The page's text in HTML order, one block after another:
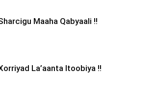
Maaha Qabyaali !!
La’aanta Itoobiya !!